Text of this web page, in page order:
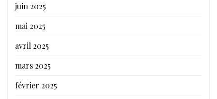
juin 2025
mai 2025
avril 2025
mars 2025
février 2025